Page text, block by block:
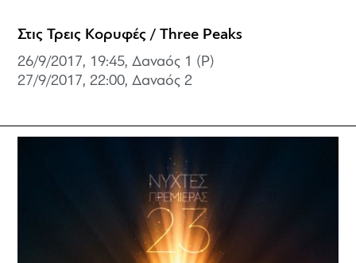
Στις Τρεις Κορυφές / Three Peaks
26/9/2017, 19:45, Δαναός 1 (P)
27/9/2017, 22:00,Δαναός 2